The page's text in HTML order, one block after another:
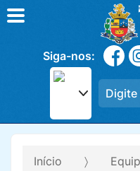
Siga-nos:
Início